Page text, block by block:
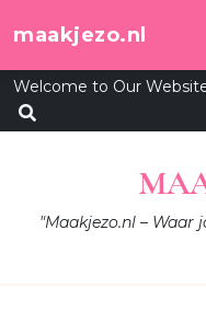
tomaakjezo.nl
Welcome to Our
"Maakjezo.nl –